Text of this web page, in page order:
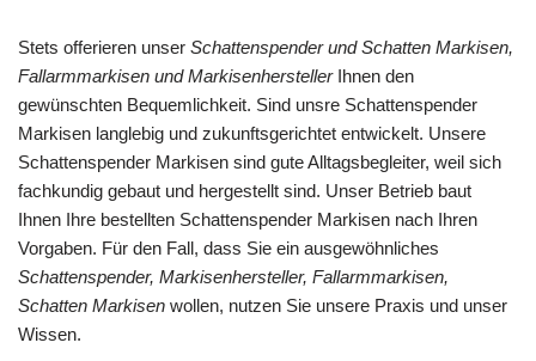
Stets offerieren unser Schattenspender und Schatten Markisen,
Fallarmmarkisen und MarkisenherstellerIhnen den
gewünschten Bequemlichkeit. Sind unsre Schattenspender
Markisen langlebig und zukunftsgerichtet entwickelt. Unsere
Schattenspender Markisen sind gute Alltagsbegleiter, weil sich
fachkundig gebaut und hergestellt sind. Unser Betrieb baut
Ihnen Ihre bestellten Schattenspender Markisen nach Ihren
Vorgaben. Für den Fall, dass Sie ein ausgewöhnliches
Schattenspender, Markisenhersteller, Fallarmmarkisen,
Schatten Markisen wollen, nutzen Sie unsere Praxis und unser
Wissen.